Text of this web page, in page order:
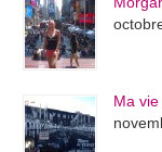
Ma